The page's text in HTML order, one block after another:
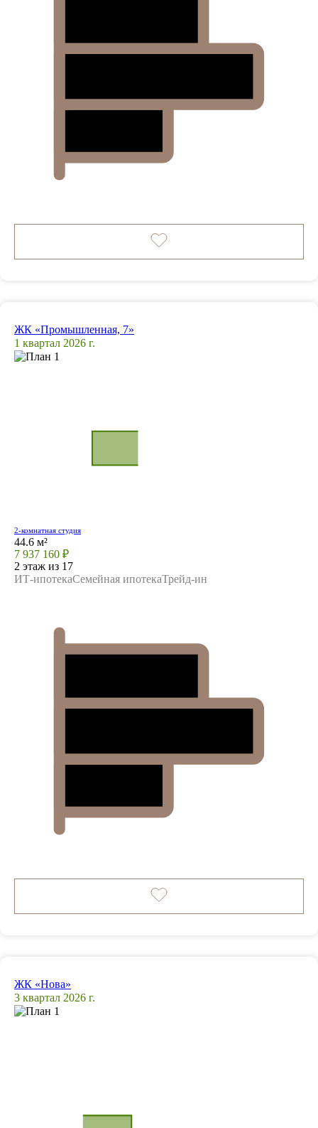
ЖК «Промышленная, 7»
1 квартал 2026 г.
2-комнатная студия
44.6 м²
7 937 160 ₽
2 этаж из 17
ИТ-ипотекаСемейная ипотекаТрейд-ин
ЖК «Нова»
3 квартал 2026 г.